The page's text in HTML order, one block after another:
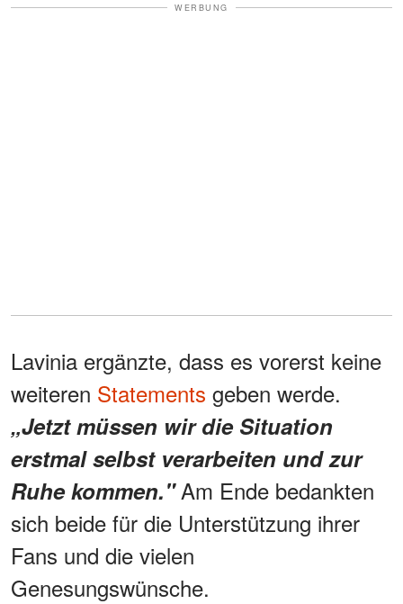
WERBUNG
Lavinia ergänzte, dass es vorerst keine
weiteren Statements geben werde.
„Jetzt müssen wir die Situation
erstmal selbst verarbeiten und zur
Ruhe kommen."Am Ende bedankten
sich beide für die Unterstützung ihrer
Fans und die vielen
Genesungswünsche.